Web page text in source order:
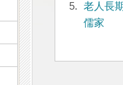
5.
老人長
儒家